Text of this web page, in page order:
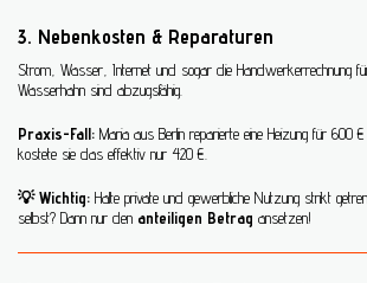
3. Nebenkosten & Reparaturen
Strom, Wasser, Internet und sogar die Handwerkerrechnung
Wasserhahn sind abzugsfähig.
Praxis-Fall: Maria aus Berlin reparierte eine Heizung für 600
kostete sie das effektiv nur 420 €.
💡Wichtig: Halte private und gewerbliche Nutzung strikt
selbst? Dann nur den anteiligen Betrag ansetzen!